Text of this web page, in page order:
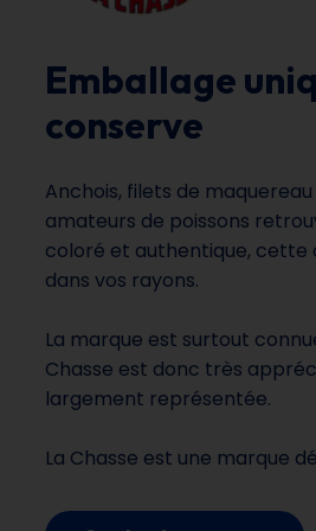
Emballage
conserve
Anchois, filets de
amateurs de poissons
coloré et authentique, cette
dans vos rayons.
La marque est surtout
Chasse est donc très
largement représentée.
La Chasse est une marque